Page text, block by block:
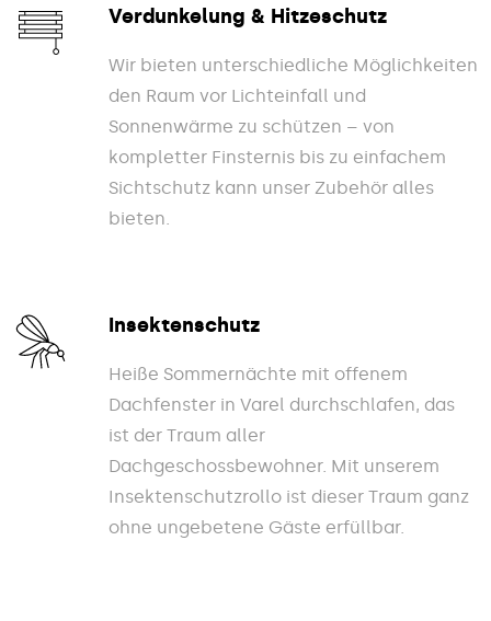
Verdunkelung & Hitzeschutz
Wir bieten unterschiedliche Möglichkeiten
den Raum vor Lichteinfall und
Sonnenwärme zu schützen – von
kompletter Finsternis bis zu einfachem
Sichtschutz kann unser Zubehör alles
bieten.
Insektenschutz
Heiße Sommernächte mit offenem
Dachfenster in Varel durchschlafen, das
ist der Traum aller
Dachgeschossbewohner. Mit unserem
Insektenschutzrollo ist dieser Traum ganz
ohne ungebetene Gäste erfüllbar.